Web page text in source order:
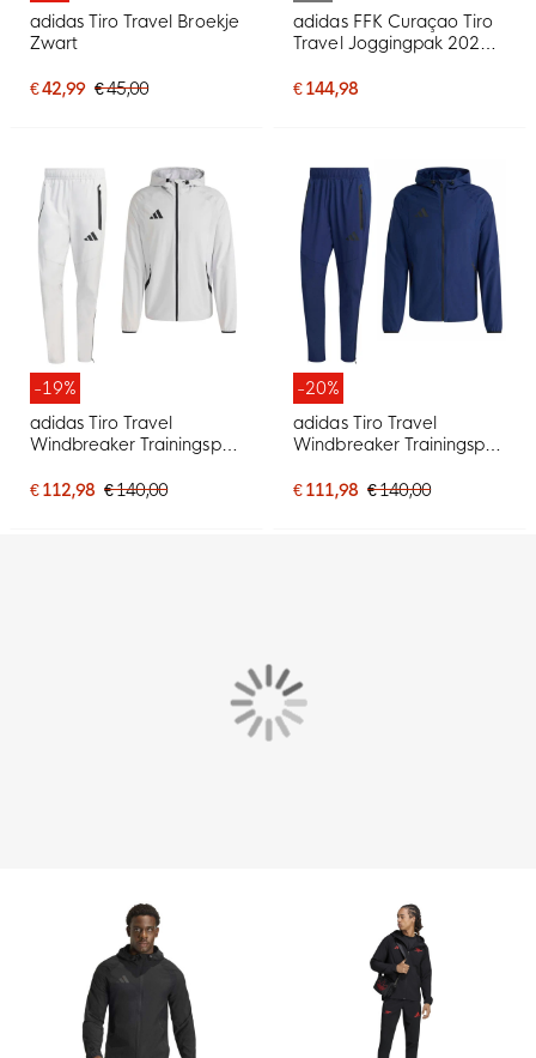
adidas Tiro Travel Broekje
Zwart
€ 42,99 € 45,00
adidas FFK Curaçao Tiro
Travel Joggingpak 2026-
€ 144,98
-19%
adidas Tiro Travel
Windbreaker Trainingspak
€ 112,98 € 140,00
-20%
adidas Tiro Travel
Windbreaker Trainingspak
€ 111,98 € 140,00